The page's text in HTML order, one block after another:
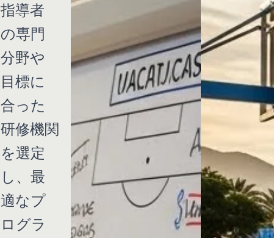
指導者
の専門
分野や
目標に
合った
研修機関
を選定
し、最
適なプ
ログラ